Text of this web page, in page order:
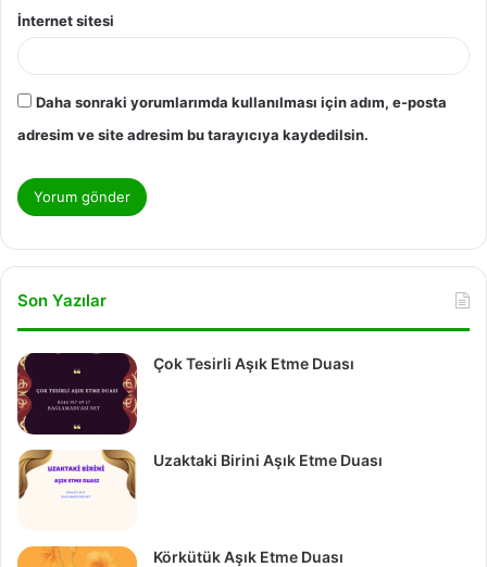
İnternet sitesi
Daha sonraki yorumlarımda kullanılması için adım, e-posta
adresim ve site adresim bu tarayıcıya kaydedilsin.
Son Yazılar
Çok Tesirli Aşık Etme Duası
Uzaktaki Birini Aşık Etme Duası
Körkütük Aşık Etme Duası